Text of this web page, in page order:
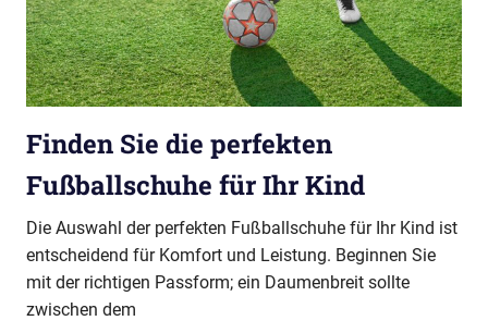
Finden Sie die perfekten
Fußballschuhe für Ihr Kind
Die Auswahl der perfekten Fußballschuhe für Ihr Kind ist
entscheidend für Komfort und Leistung. Beginnen Sie
mit der richtigen Passform; ein Daumenbreit sollte
zwischen dem